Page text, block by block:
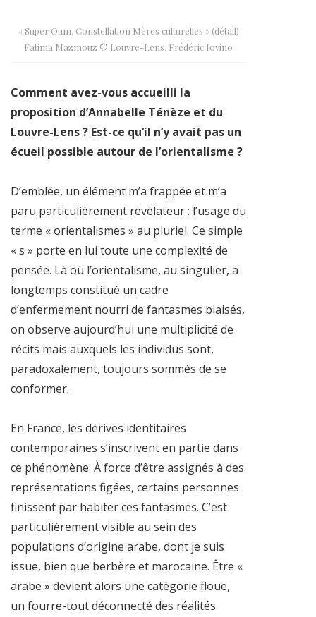
« Super Oum, Constellation Mères culturelles » (détail)
Fatima Mazmouz © Louvre-Lens, Frédéric Iovino
Comment avez-vous accueilli la
proposition d’Annabelle Ténèze et du
Louvre-Lens ? Est-ce qu’il n’y avait pas un
écueil possible autour de l’orientalisme ?
D’emblée, un élément m’a frappée et m’a
paru particulièrement révélateur : l’usage du
terme « orientalismes » au pluriel. Ce simple
« s » porte en lui toute une complexité de
pensée. Là où l’orientalisme, au singulier, a
longtemps constitué un cadre
d’enfermement nourri de fantasmes biaisés,
on observe aujourd’hui une multiplicité de
récits mais auxquels les individus sont,
paradoxalement, toujours sommés de se
conformer.
En France, les dérives identitaires
contemporaines s’inscrivent en partie dans
ce phénomène. À force d’être assignés à des
représentations figées, certains personnes
finissent par habiter ces fantasmes. C’est
particulièrement visible au sein des
populations d’origine arabe, dont je suis
issue, bien que berbère et marocaine. Être «
arabe » devient alors une catégorie floue,
un fourre-tout déconnecté des réalités